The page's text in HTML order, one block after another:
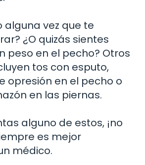
alguna vez que te
¿O quizás sientes
peso en el pecho? Otros
tos con esputo,
opresión en el pecho o
en las piernas.
alguno de estos, ¡no
es mejor
médico.